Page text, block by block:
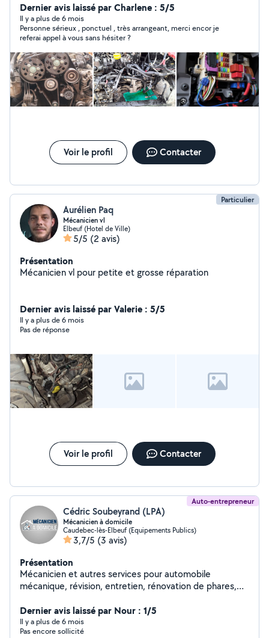
Dernier avis laissé par Charlene : 5/5
Il y a plus de 6 mois
Personne sérieux , ponctuel , très arrangeant, merci encor je
referai appel à vous sans hésiter ?
Voir le profil Contacter
Particulier
Aurélien Paq
Mécanicien vl
Elbeuf (Hotel de Ville)
5/5 (2 avis)
Présentation
Mécanicien vl pour petite et grosse réparation
Dernier avis laissé par Valerie : 5/5
Il y a plus de 6 mois
Pas de réponse
Voir le profil Contacter
Auto-entrepreneur
Cédric Soubeyrand (LPA)
Mécanicien à domicile
Caudebec-lès-Elbeuf (Equipements Publics)
3,7/5 (3 avis)
Présentation
Mécanicien et autres services pour automobile
mécanique, révision, entretien, rénovation de phares,
pièces, vidange, réparation, vente de pièces détachées
d'occasion, carrosserie
Dernier avis laissé par Nour : 1/5
Il y a plus de 6 mois
Pas encore sollicité